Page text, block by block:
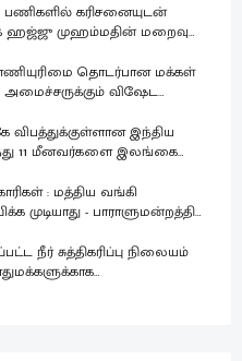
பணிகளில் கரிசனையுடன்
முஹம்மதின் மறைவு
மாவட்ட ஜம்இய்யத்துல் உலமா
தொடர்பான மக்கள்
அமைச்சருக்கும் விஷேட
விபத்துக்குள்ளான இந்திய
11 மீனவர்களை இலங்கை
: மத்திய வங்கி
முடியாது - பாராளுமன்றத்தில்
நீர் சுத்திகரிப்பு நிலையம்